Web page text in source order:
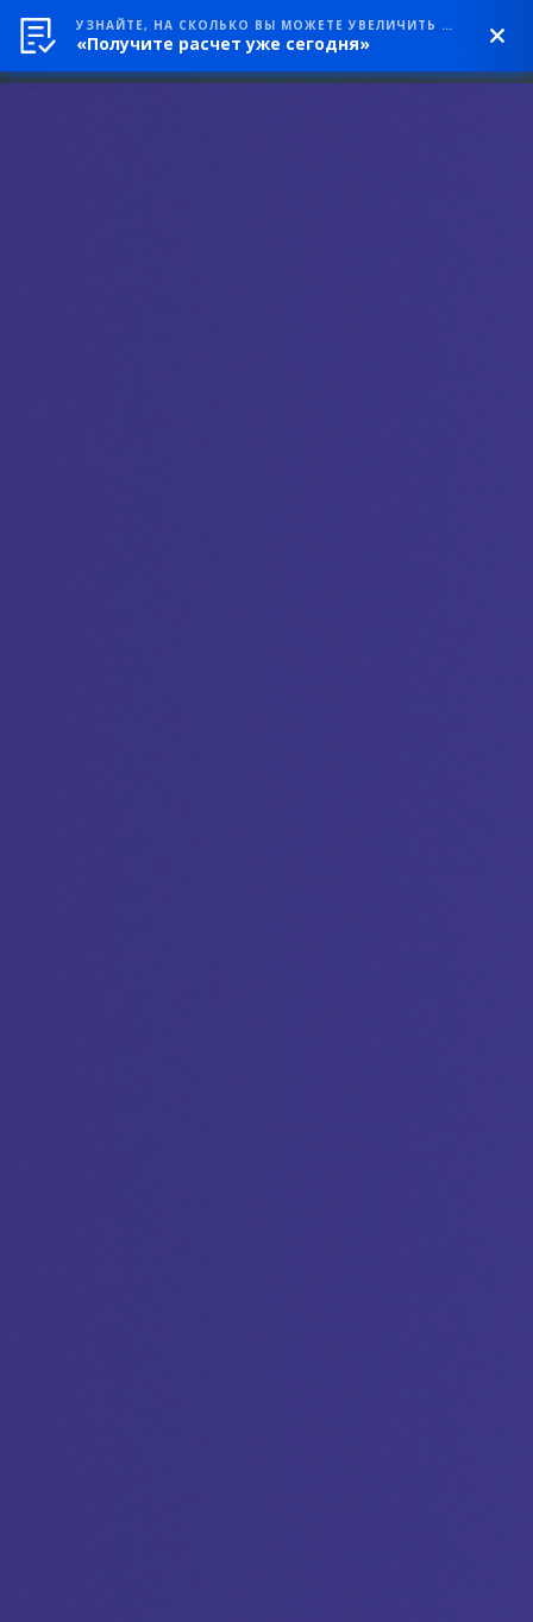
УЗНАЙТЕ, НА СКОЛЬКО ВЫ МОЖЕТЕ УВЕЛИЧИТЬ ВЫРУЧКУ
«Получите расчет уже сегодня»